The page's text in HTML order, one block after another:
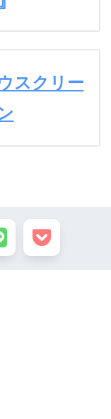
スクリー